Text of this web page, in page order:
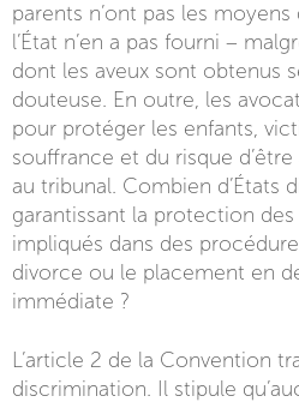
parents n’ont pas les moyens
l’État n’en a pas fourni –
dont les aveux sont obtenus
douteuse. En outre, les
pour protéger les enfants,
souffrance et du risque
au tribunal. Combien d’États
garantissant la protection
impliqués dans des
divorce ou le placement en
immédiate ?
L’article 2 de la Convention
discrimination. Il stipule